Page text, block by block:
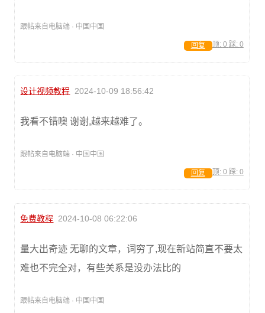
跟帖来自电脑端 · 中国中国
顶: 0 踩: 0
回复
设计视频教程 2024-10-09 18:56:42
我看不错噢 谢谢,越来越难了。
跟帖来自电脑端 · 中国中国
顶: 0 踩: 0
回复
免费教程 2024-10-08 06:22:06
量大出奇迹 无聊的文章，词穷了,现在新站简直不要太
难也不完全对，有些关系是没办法比的
跟帖来自电脑端 · 中国中国